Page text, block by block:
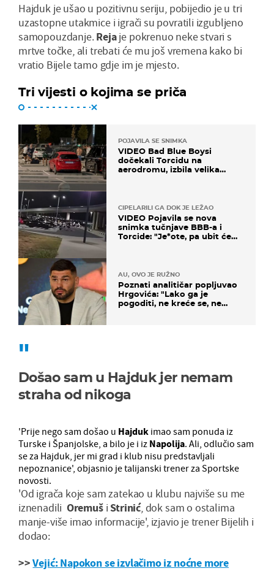
Hajduk je ušao u pozitivnu seriju, pobijedio je u tri
uzastopne utakmice i igrači su povratili izgubljeno
samopouzdanje.Rejaje pokrenuo neke stvari s
mrtve točke, ali trebati će mu još vremena kako bi
vratio Bijele tamo gdje im je mjesto.
Tri vijesti o kojima se priča
POJAVILA SE SNIMKA
VIDEO Bad Blue Boysi
dočekali Torcidu na
aerodromu, izbila velika
CIPELARILI GA DOK JE LEŽAO
VIDEO Pojavila se nova
snimka tučnjave BBB-a i
Torcide: "Je*ote, pa ubit će
AU, OVO JE RUŽNO
Poznati analitičar popljuvao
Hrgovića: "Lako ga je
pogoditi, ne kreće se, ne
Došao sam u Hajduk jer nemam
straha od nikoga
'Prije nego sam došao u Hajduk imao sam ponuda iz
Turske i Španjolske, a bilo je i iz Napolija. Ali, odlučio sam
se za Hajduk, jer mi grad i klub nisu predstavljali
nepoznanice', objasnio je talijanski trener za Sportske
novosti.
'Od igrača koje sam zatekao u klubu najviše su me
iznenadili Oremuši Strinić, dok sam o ostalima
manje-više imao informacije', izjavio je trener Bijelih i
dodao:
>>Vejić: Napokon se izvlačimo iz noćne more